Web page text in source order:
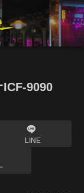
ICF-9090
LINE